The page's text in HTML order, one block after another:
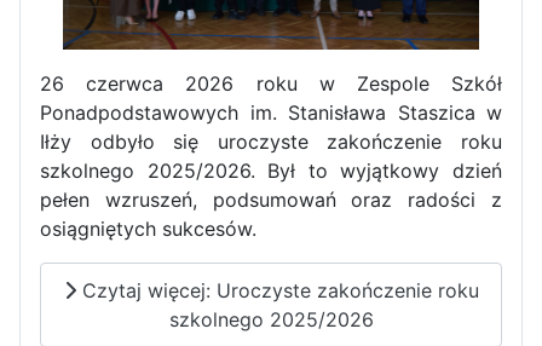
26 czerwca 2026 roku w Zespole Szkół
Ponadpodstawowych im. Stanisława Staszica w
Iłży odbyło się uroczyste zakończenie roku
szkolnego 2025/2026. Był to wyjątkowy dzień
pełen wzruszeń, podsumowań oraz radości z
osiągniętych sukcesów.
Czytaj więcej: Uroczyste zakończenie roku
szkolnego 2025/2026